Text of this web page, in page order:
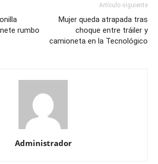
rumbo
Artículo siguiente
Mujer queda atrapada tras
choque entre tráiler y
camioneta en la Tecnológico
Administrador